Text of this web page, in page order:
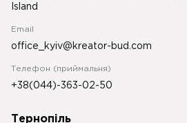
Island
Email
office_kyiv@kreator-bud.com
Телефон (приймальня)
+38(044)-363-02-50
Тернопіль